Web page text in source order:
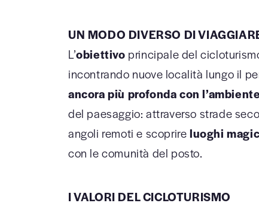
UN MODO DIVERSO DI
L’obiettivo principale del
incontrando nuove località lungo il
ancora più profonda con l’ambiente
del paesaggio: attraverso strade
angoli remoti e scoprireluoghi
con le comunità del posto.
I VALORI DEL CICLOTURISMO